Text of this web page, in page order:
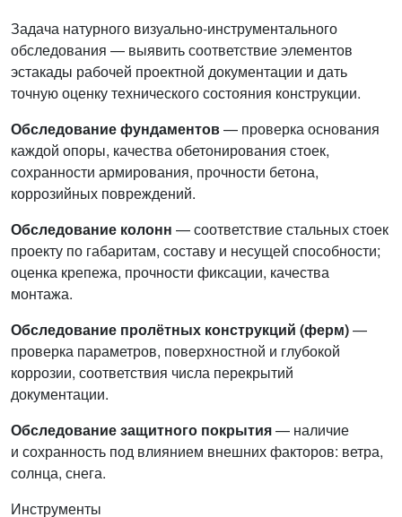
Задача натурного визуально-инструментального
обследования — выявить соответствие элементов
эстакады рабочей проектной документации и дать
точную оценку технического состояния конструкции.
Обследование фундаментов— проверка основания
каждой опоры, качества обетонирования стоек,
сохранности армирования, прочности бетона,
коррозийных повреждений.
Обследование колонн — соответствие стальных стоек
проекту по габаритам, составу и несущей способности;
оценка крепежа, прочности фиксации, качества
монтажа.
Обследование пролётных конструкций (ферм)—
проверка параметров, поверхностной и глубокой
коррозии, соответствия числа перекрытий
документации.
Обследование защитного покрытия— наличие
и сохранность под влиянием внешних факторов: ветра,
солнца, снега.
Инструменты